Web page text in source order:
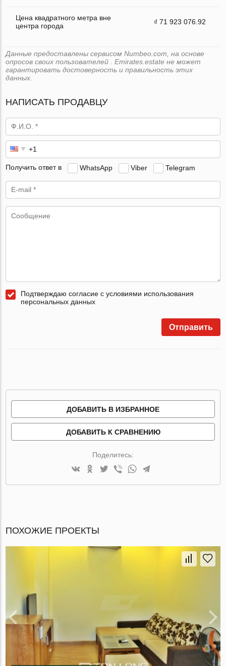
Цена квадратного метра вне
центра города
₫ 71 923 076.92
Данные предоставлены сервисом Numbeo.com, на основе
опросов своих пользователей . Emirates.estate не может
гарантировать достоверность и правильность этих
данных.
НАПИСАТЬ ПРОДАВЦУ
Получить ответ в WhatsApp Viber Telegram
Подтверждаю согласие с условиями использования
персональных данных
Отправить
ДОБАВИТЬ В ИЗБРАННОЕ
ДОБАВИТЬ К СРАВНЕНИЮ
Поделитесь:
ПОХОЖИЕ ПРОЕКТЫ